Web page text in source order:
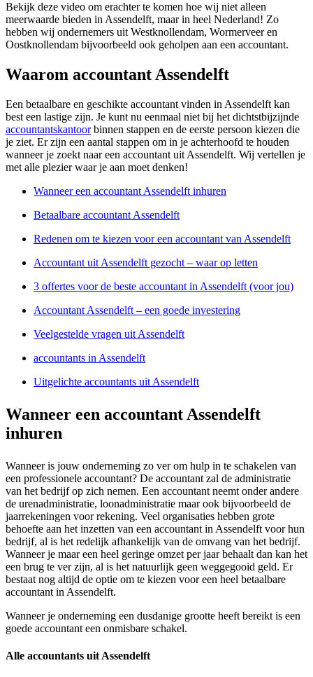
Bekijk deze video om erachter te komen hoe wij niet alleen
meerwaarde bieden in Assendelft, maar in heel Nederland! Zo
hebben wij ondernemers uit Westknollendam, Wormerveer en
Oostknollendam bijvoorbeeld ook geholpen aan een accountant.
Waarom accountant Assendelft
Een betaalbare en geschikte accountant vinden in Assendelft kan
best een lastige zijn. Je kunt nu eenmaal niet bij het dichtstbijzijnde
accountantskantoorbinnen stappen en de eerste persoon kiezen die
je ziet. Er zijn een aantal stappen om in je achterhoofd te houden
wanneer je zoekt naar een accountant uit Assendelft. Wij vertellen je
met alle plezier waar je aan moet denken!
Wanneer een accountant Assendelft inhuren
Betaalbare accountant Assendelft
Redenen om te kiezen voor een accountant van Assendelft
Accountant uit Assendelft gezocht – waar op letten
3 offertes voor de beste accountant in Assendelft (voor jou)
Accountant Assendelft – een goede investering
Veelgestelde vragen uit Assendelft
accountants in Assendelft
Uitgelichte accountants uit Assendelft
Wanneer een accountant Assendelft
inhuren
Wanneer is jouw onderneming zo ver om hulp in te schakelen van
een professionele accountant? De accountant zal de administratie
van het bedrijf op zich nemen. Een accountant neemt onder andere
de urenadministratie, loonadministratie maar ook bijvoorbeeld de
jaarrekeningen voor rekening. Veel organisaties hebben grote
behoefte aan het inzetten van een accountant in Assendelft voor hun
bedrijf, al is het redelijk afhankelijk van de omvang van het bedrijf.
Wanneer je maar een heel geringe omzet per jaar behaalt dan kan het
een brug te ver zijn, al is het natuurlijk geen weggegooid geld. Er
bestaat nog altijd de optie om te kiezen voor een heel betaalbare
accountant in Assendelft.
Wanneer je onderneming een dusdanige grootte heeft bereikt is een
goede accountant een onmisbare schakel.
Alle accountants uit Assendelft